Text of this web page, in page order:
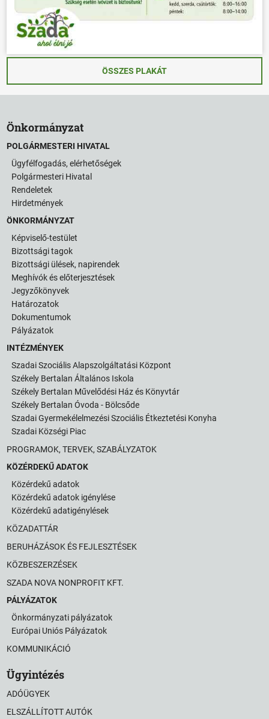
ÖSSZES PLAKÁT
Önkormányzat
POLGÁRMESTERI HIVATAL
Ügyfélfogadás, elérhetőségek
Polgármesteri Hivatal
Rendeletek
Hirdetmények
ÖNKORMÁNYZAT
Képviselő-testület
Bizottsági tagok
Bizottsági ülések, napirendek
Meghívók és előterjesztések
Jegyzőkönyvek
Határozatok
Dokumentumok
Pályázatok
INTÉZMÉNYEK
Szadai Szociális Alapszolgáltatási Központ
Székely Bertalan Általános Iskola
Székely Bertalan Művelődési Ház és Könyvtár
Székely Bertalan Óvoda - Bölcsőde
Szadai Gyermekélelmezési Szociális Étkeztetési Konyha
Szadai Községi Piac
PROGRAMOK, TERVEK, SZABÁLYZATOK
KÖZÉRDEKŰ ADATOK
Közérdekű adatok
Közérdekű adatok igénylése
Közérdekű adatigénylések
KÖZADATTÁR
BERUHÁZÁSOK ÉS FEJLESZTÉSEK
KÖZBESZERZÉSEK
SZADA NOVA NONPROFIT KFT.
PÁLYÁZATOK
Önkormányzati pályázatok
Európai Uniós Pályázatok
KOMMUNIKÁCIÓ
Ügyintézés
ADÓÜGYEK
ELSZÁLLÍTOTT AUTÓK